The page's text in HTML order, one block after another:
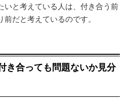
いと考えている人は、付き合う前
だと考えているのです。
き合っても問題ないか見分